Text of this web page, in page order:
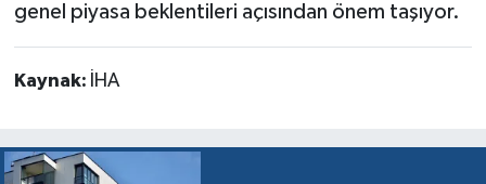
genel piyasa beklentileri açısından önem taşıyor.
Kaynak: İHA